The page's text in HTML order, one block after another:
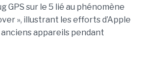
GPS sur le 5 lié au phénomène
», illustrant les efforts d’Apple
appareils pendant